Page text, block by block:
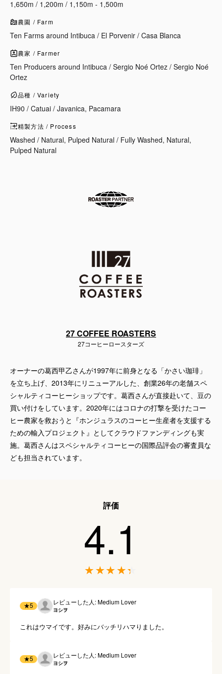
1,650m / 1,200m / 1,150m - 1,500m
農園 / Farm
Ten Farms around Intibuca / El Porvenir / Casa Blanca
農家 / Farmer
Ten Producers around Intibuca / Sergio Noé Ortez / Sergio Noé
Ortez
品種 / Variety
IH90 / Catuai / Javanica, Pacamara
精製方法 / Process
Washed / Natural, Pulped Natural / Fully Washed, Natural,
Pulped Natural
27 COFFEE ROASTERS
27コーヒーロースターズ
オーナーの葛西甲乙さんが1997年に前身となる「かさい珈琲」
を立ち上げ、2013年にリニューアルした、創業26年の老舗スペ
シャルティコーヒーショップです。葛西さんが直接赴いて、豆の
買い付けをしています。2020年にはコロナの打撃を受けたコー
ヒー農家を救おうと『ホンジュラスのコーヒー生産者を支援する
ための輸入プロジェクト』としてクラウドファンディングも実
施。葛西さんはスペシャルティコーヒーの国際品評会の審査員な
ども担当されています。
評価
4.1
★5 レビューした人: Medium Lover
ヨシヲ
これはウマイです。好みにバッチリハマりました。
★5 レビューした人: Medium Lover
ヨシヲ